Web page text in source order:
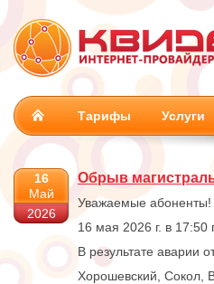
Тарифы Услуги
16
Май
2026
Обрыв
Уважаемые абоненты!
16 мая 2026 г. в 17:50
В результате аварии
Хорошевский, Сокол,